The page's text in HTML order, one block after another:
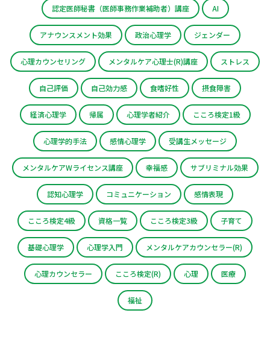
認定医師秘書（医師事務作業補助者）講座 AI
アナウンスメント効果 政治心理学 ジェンダー
心理カウンセリング メンタルケア心理士(R)講座 ストレス
自己評価 自己効力感 食嗜好性 摂食障害
経済心理学 帰属 心理学者紹介 こころ検定1級
心理学的手法 感情心理学 受講生メッセージ
メンタルケアWライセンス講座 幸福感 サブリミナル効果
認知心理学 コミュニケーション 感情表現
こころ検定4級 資格一覧 こころ検定3級 子育て
基礎心理学 心理学入門 メンタルケアカウンセラー(R)
心理カウンセラー こころ検定(R) 心理 医療
福祉